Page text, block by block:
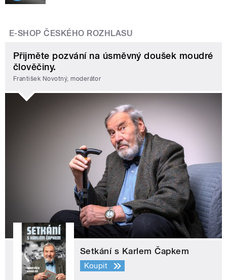
E-SHOP ČESKÉHO ROZHLASU
Přijměte pozvání na úsměvný doušek moudré
člověčiny.
František Novotný, moderátor
Setkání s Karlem Čapkem
Koupit